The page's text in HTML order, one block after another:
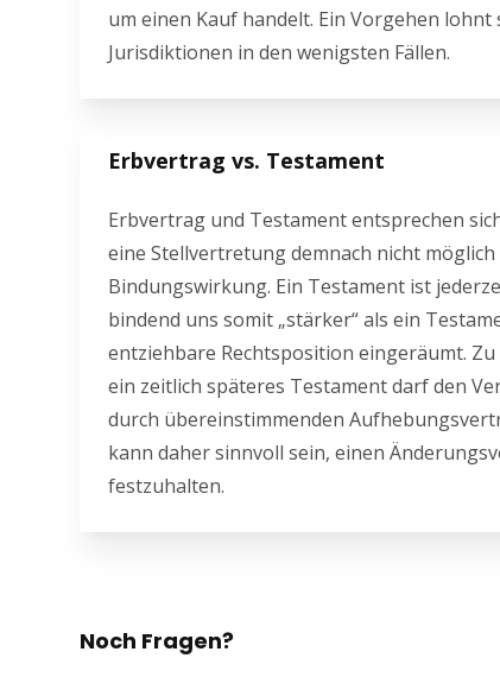
um einen Kauf handelt. Ein Vorgehen
Jurisdiktionen in den wenigsten Fällen.
Erbvertrag vs. Testament
Erbvertrag und Testament entsprechen
eine Stellvertretung demnach nicht
Bindungswirkung. Ein Testament ist
bindend uns somit „stärker“ als ein
entziehbare Rechtsposition eingeräumt.
ein zeitlich späteres Testament darf den
durch übereinstimmenden
kann daher sinnvoll sein, einen
festzuhalten.
Noch Fragen?